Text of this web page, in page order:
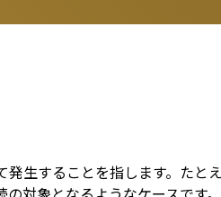
生することを指します。たと